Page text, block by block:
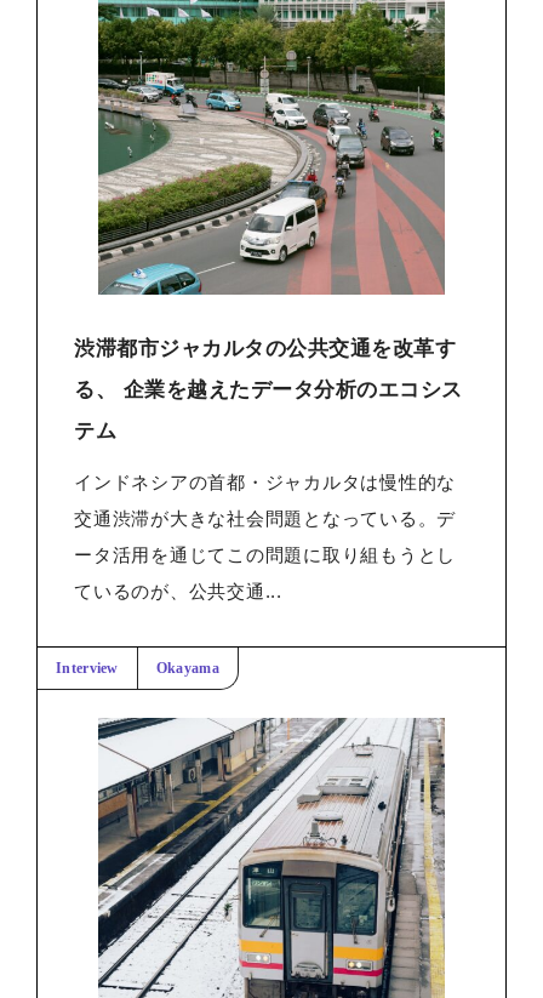
渋滞都市ジャカルタの公共交通を改革す
る、 企業を越えたデータ分析のエコシス
テム
インドネシアの首都・ジャカルタは慢性的な
交通渋滞が大きな社会問題となっている。デ
ータ活用を通じてこの問題に取り組もうとし
ているのが、公共交通...
Interview Okayama